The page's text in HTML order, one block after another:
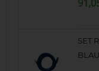
SET
BLAU